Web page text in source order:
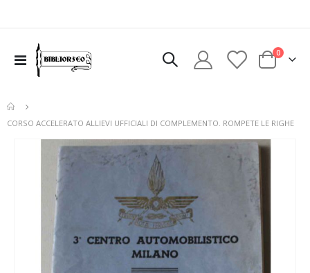
Toggle
Nav
Cart
0elementi
CORSO ACCELERATO ALLIEVI UFFICIALI DI COMPLEMENTO. ROMPETE LE RIGHE